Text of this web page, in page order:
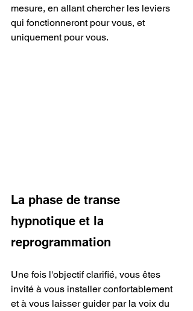
mesure, en allant chercher les leviers
qui fonctionneront pour vous, et
uniquement pour vous.
La phase de transe
hypnotique et la
reprogrammation
Une fois l'objectif clarifié, vous êtes
invité à vous installer confortablement
et à vous laisser guider par la voix du